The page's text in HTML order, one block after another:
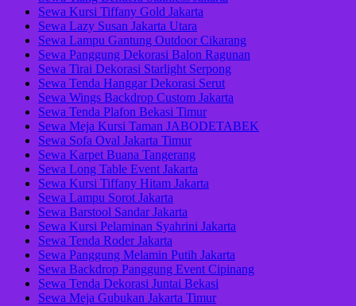
Sewa Kursi Tiffany Gold Jakarta
Sewa Lazy Susan Jakarta Utara
Sewa Lampu Gantung Outdoor Cikarang
Sewa Panggung Dekorasi Balon Ragunan
Sewa Tirai Dekorasi Starlight Serpong
Sewa Tenda Hanggar Dekorasi Serut
Sewa Wings Backdrop Custom Jakarta
Sewa Tenda Plafon Bekasi Timur
Sewa Meja Kursi Taman JABODETABEK
Sewa Sofa Oval Jakarta Timur
Sewa Karpet Buana Tangerang
Sewa Long Table Event Jakarta
Sewa Kursi Tiffany Hitam Jakarta
Sewa Lampu Sorot Jakarta
Sewa Barstool Sandar Jakarta
Sewa Kursi Pelaminan Syahrini Jakarta
Sewa Tenda Roder Jakarta
Sewa Panggung Melamin Putih Jakarta
Sewa Backdrop Panggung Event Cipinang
Sewa Tenda Dekorasi Juntai Bekasi
Sewa Meja Gubukan Jakarta Timur